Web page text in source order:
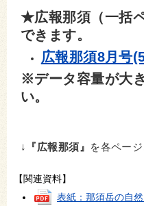
★広報那須（一括
できます。
広報那須8月号
※データ容量が大
い。
↓ 『広報那須』 を各ペー
【関連資料】
表紙：那須岳の自